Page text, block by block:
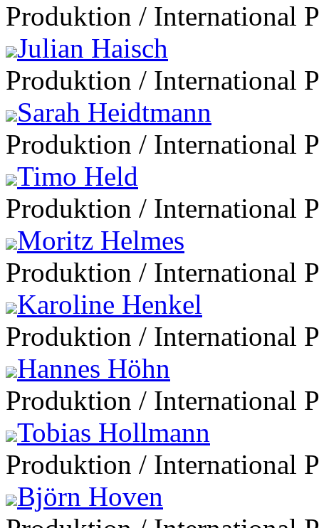
Produktion / International
Julian Haisch
Produktion / International
Sarah Heidtmann
Produktion / International
Timo Held
Produktion / International
Moritz Helmes
Produktion / International
Karoline Henkel
Produktion / International
Hannes Höhn
Produktion / International
Tobias Hollmann
Produktion / International
Björn Hoven